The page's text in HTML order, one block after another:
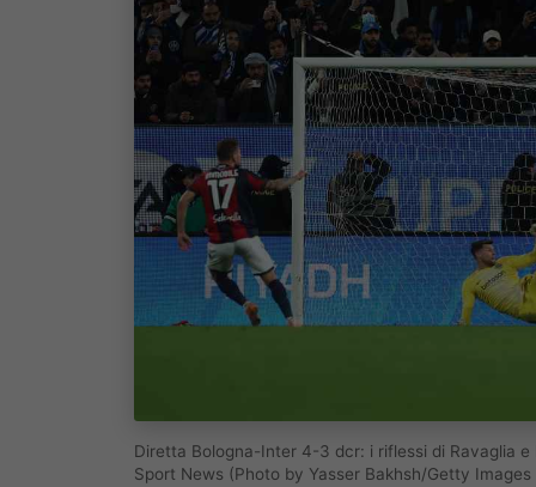
Diretta Bologna-Inter 4-3 dcr: i riflessi di Ravaglia
Sport News (Photo by Yasser Bakhsh/Getty Images